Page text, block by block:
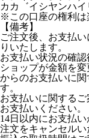
カカ゛イシヤンハ
※この口座の権利は
【備考】
ご注文後、お支払
りいたします。
お支払い状況の確認
ショップが金額を
からのお支払いに
す。
お支払いに関するご
お支払いください。
14日以内にお支払
注文をキャンセルい